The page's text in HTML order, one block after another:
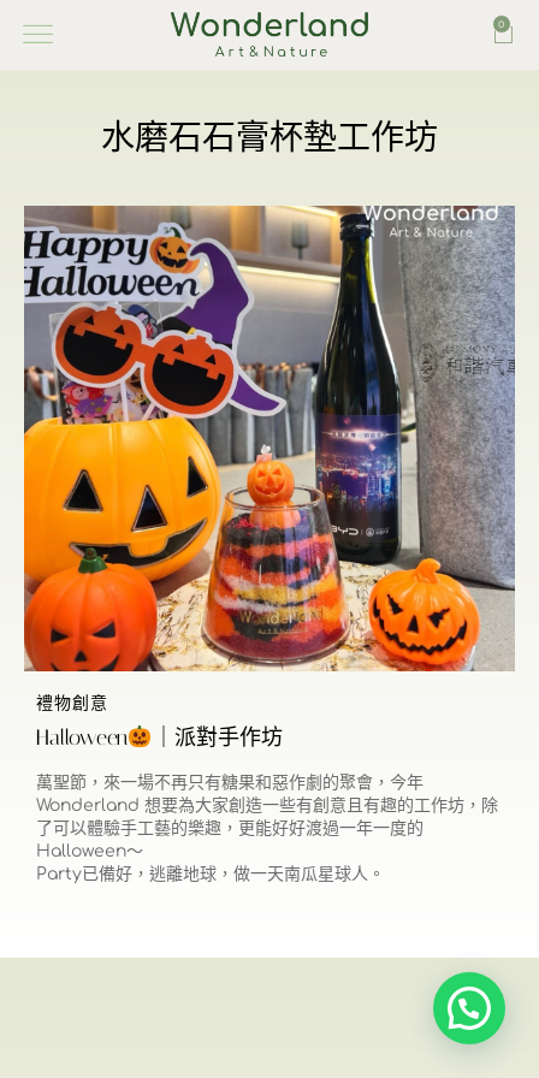
0
水磨石石膏杯墊工作坊
禮物創意
Halloween ｜派對手作坊
萬聖節，來一場不再只有糖果和惡作劇的聚會，今年
Wonderland 想要為大家創造一些有創意且有趣的工作坊，除
了可以體驗手工藝的樂趣，更能好好渡過一年一度的
Halloween～
Party已備好，逃離地球，做一天南瓜星球人。